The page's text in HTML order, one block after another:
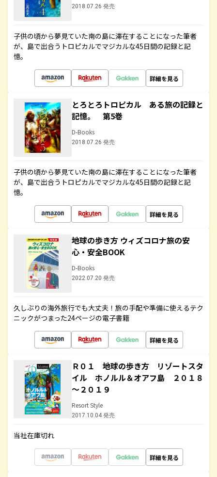
2018.07.26 発売
子供の頃から夢見ていた南の島に滞在することになった筆者
が、島で出合うトロピカルでマジカルな45日間の記録と記
憶。
詳細を見る
とろとろトロピカル ある旅の記録と
記憶。 第5巻
D-Books
2018.07.26 発売
子供の頃から夢見ていた南の島に滞在することになった筆者
が、島で出合うトロピカルでマジカルな45日間の記録と記
憶。
詳細を見る
地球の歩き方 ウィズコロナ旅の安
心・安全BOOK
D-Books
2022.07.20 発売
久しぶりの海外旅行でも大丈夫！旅の手配や準備に使えるテク
ニックがつまった24ページの電子書籍
詳細を見る
Ｒ０１ 地球の歩き方 リゾートスタ
イル ホノルル＆オアフ島 ２０１８
～２０１９
Resort Style
2017.10.04 発売
当社在庫切れ
詳細を見る